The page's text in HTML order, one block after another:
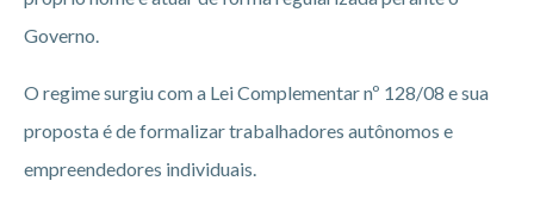
Governo.
O regime surgiu com a Lei Complementar nº 128/08 e sua
proposta é de formalizar trabalhadores autônomos e
empreendedores individuais.